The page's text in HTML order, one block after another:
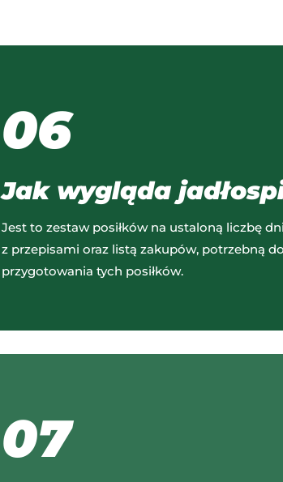
06
Jak wygląda
Jest to zestaw posiłków na ustaloną liczbę
z przepisami oraz listą zakupów, potrzebną do
przygotowania tych posiłków.
07